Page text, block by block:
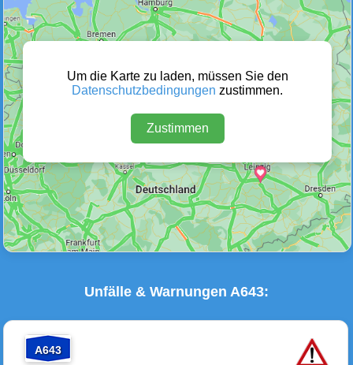
Wetter Warnungen Sperrungen
Defektes Fahrzeug
Um die Karte zu laden, müssen Sie den
Datenschutzbedingungen zustimmen.
Zustimmen
Unfälle & Warnungen A643:
A643